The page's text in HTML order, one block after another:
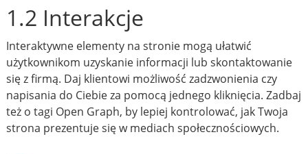
1.2 Interakcje
Interaktywne elementy na stronie mogą ułatwić
użytkownikom uzyskanie informacji lub skontaktowanie
się z firmą. Daj klientowi możliwość zadzwonienia czy
napisania do Ciebie za pomocą jednego kliknięcia. Zadbaj
też o tagi Open Graph, by lepiej kontrolować, jak Twoja
strona prezentuje się w mediach społecznościowych.